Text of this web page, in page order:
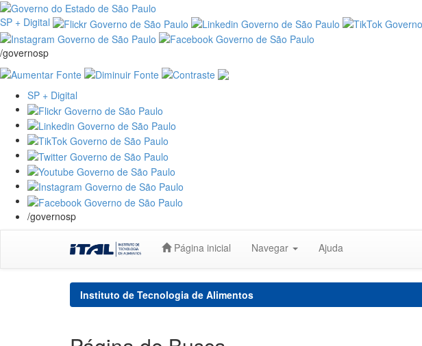
SP + Digital
/governosp
SP + Digital
/governosp
Página inicial Navegar Ajuda
Instituto de Tecnologia de Alimentos